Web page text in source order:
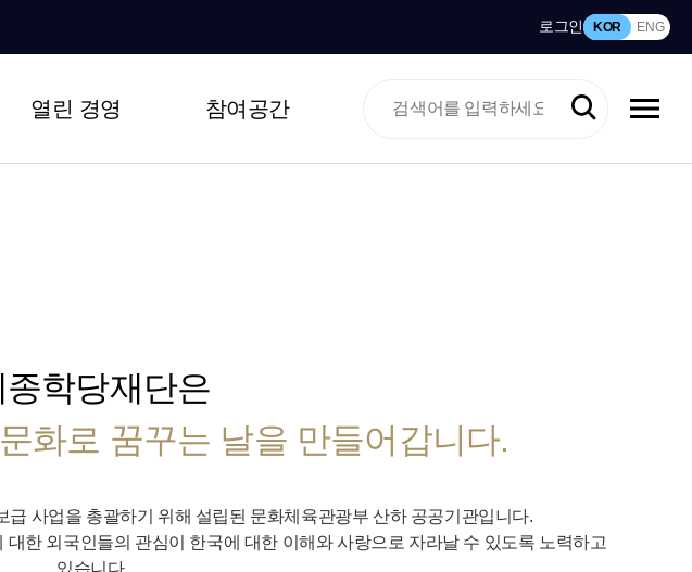
로그인 KOR ENG
열린 경영 참여공간
종학당재단은
화로 꿈꾸는 날을 만들어갑니다.
사업을 총괄하기 위해 설립된 문화체육관광부 산하 공공기관입니다.
한 외국인들의 관심이 한국에 대한 이해와 사랑으로 자라날 수 있도록 노력하고
있습니다.